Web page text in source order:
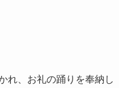
れ、お礼の踊りを奉納し